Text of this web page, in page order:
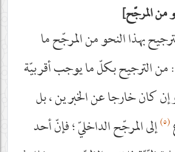
من المرجّح
بهذا النحو من المرجّح ما
من الترجيح بكلّ ما يوجب أقربيّة
كان خارجا عن الخبرين ، بل
(٥) إلى المرجّح الداخليّ ؛ فإنّ أحد